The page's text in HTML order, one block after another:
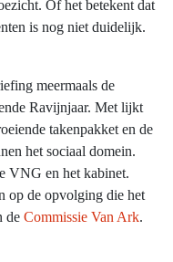
Of het betekent dat
is nog niet duidelijk.
meermaals de
Ravijnjaar. Met lijkt
takenpakket en de
het sociaal domein.
VNG en het kabinet.
op de opvolging die het
de Commissie Van Ark.